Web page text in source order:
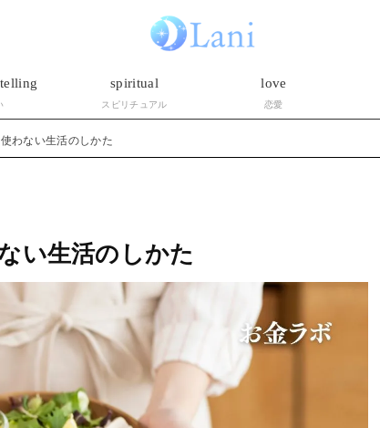
spiritual
スピリチュアル
love
恋愛
わない生活のしかた
い生活のしかた